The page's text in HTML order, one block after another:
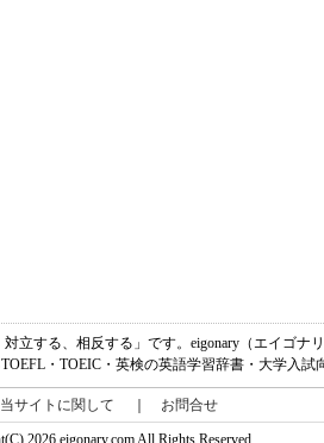
立する、相反する」です。eigonary（エイゴナ
・TOEIC・英検の英語学習辞書・大学入試
当サイトに関して お問合せ
2026 eigonary.com All Rights Reserved.